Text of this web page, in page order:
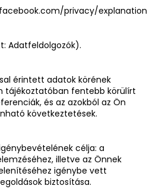
privacy/explanation
Adatfeldolgozók).
érintett adatok körének
tájékoztatóban fentebb körülírt
és az azokból az Ön
következtetések.
célja: a
illetve az Önnek
igénybe vett
biztosítása.